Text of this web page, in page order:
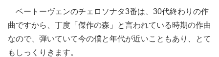
ベートーヴェンのチェロソナタ3番は、30代終わりの作
曲ですから、丁度「傑作の森」と言われている時期の作曲
なので、弾いていて今の僕と年代が近いこともあり、とて
もしっくりきます。